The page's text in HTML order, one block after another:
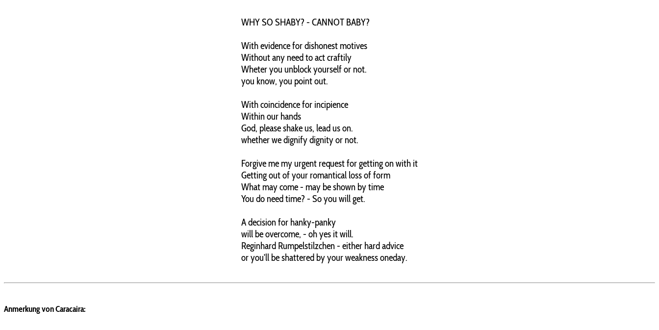
WHY SO SHABY? - CANNOT BABY?
With evidence for dishonest motives
Without any need to act craftily
Wheter you unblock yourself or not.
you know, you point out.
With coincidence for incipience
Within our hands
God, please shake us, lead us on.
whether we dignify dignity or not.
Forgive me my urgent request for getting on with it
Getting out of your romantical loss of form
What may come - may be shown by time
You do need time? - So you will get.
A decision for hanky-panky
will be overcome, - oh yes it will.
Reginhard Rumpelstilzchen - either hard advice
or you'll be shattered by your weakness oneday.
Anmerkung von Caracaira: